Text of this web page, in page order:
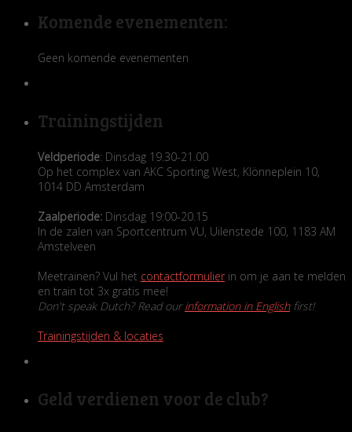
Komende evenementen:
Geen komende evenementen
Trainingstijden
Veldperiode: Dinsdag 19.30-21.00
Op het complex van AKC Sporting West, Klönneplein 10,
1014 DD Amsterdam
Zaalperiode: Dinsdag 19:00-20.15
In de zalen van Sportcentrum VU, Uilenstede 100, 1183 AM
Amstelveen
Meetrainen? Vul het contactformulierin om je aan te melden
en train tot 3x gratis mee!
Don't speak Dutch? Read ourinformation in Englishfirst!
Trainingstijden & locaties
Geld verdienen voor de club?